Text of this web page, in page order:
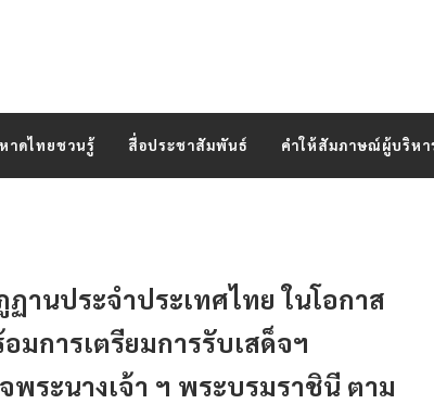
าดไทยชวนรู้ สื่อประชาสัมพันธ์ คำให้สัมภาษณ์ผู้บริหา
านประจำประเทศไทย ในโอกาส
มการเตรียมการรับเสด็จฯ
ระนางเจ้า ฯ พระบรมราชินี ตาม